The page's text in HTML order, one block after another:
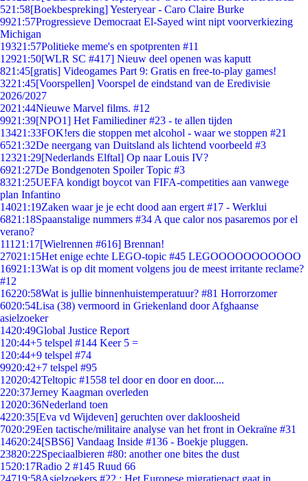
521:58[Boekbespreking] Yesteryear - Caro Claire Burke
9921:57Progressieve Democraat El-Sayed wint nipt voorverkiezing
Michigan
19321:57Politieke meme's en spotprenten #11
12921:50[WLR SC #417] Nieuw deel openen was kaputt
821:45[gratis] Videogames Part 9: Gratis en free-to-play games!
3221:45[Voorspellen] Voorspel de eindstand van de Eredivisie
2026/2027
2021:44Nieuwe Marvel films. #12
9921:39[NPO1] Het Familiediner #23 - te allen tijden
13421:33FOK!ers die stoppen met alcohol - waar we stoppen #21
6521:32De neergang van Duitsland als lichtend voorbeeld #3
12321:29[Nederlands Elftal] Op naar Louis IV?
6921:27De Bondgenoten Spoiler Topic #3
8321:25UEFA kondigt boycot van FIFA-competities aan vanwege
plan Infantino
14021:19Zaken waar je je echt dood aan ergert #17 - Werklui
6821:18Spaanstalige nummers #34 A que calor nos pasaremos por el
verano?
111 21:17[Wielrennen #616] Brennan!
27021:15Het enige echte LEGO-topic #45 LEGOOOOOOOOOOO
16921:13Wat is op dit moment volgens jou de meest irritante reclame?
#12
16220:58Wat is jullie binnenhuistemperatuur? #81 Horrorzomer
6020:54Lisa (38) vermoord in Griekenland door Afghaanse
asielzoeker
1420:49Global Justice Report
1 20:44+5 telspel #144 Keer 5 =
1 20:44+9 telspel #74
9920:42+7 telspel #95
12020:42Teltopic #1558 tel door en door en door....
220:37Jerney Kaagman overleden
12020:36Nederland toen
4220:35[Eva vd Wijdeven] geruchten over dakloosheid
7020:29Een tactische/militaire analyse van het front in Oekraïne #31
14620:24[SBS6] Vandaag Inside #136 - Boekje pluggen.
23820:22Speciaalbieren #80: another one bites the dust
1520:17Radio 2 #145 Ruud 66
24719:58Asielzoekers #22 : Het Europese migratiepact gaat in